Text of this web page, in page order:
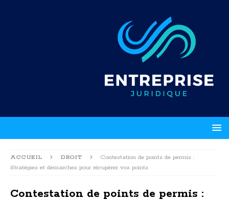
ACCUEIL DROIT
Contestation de points de permis :
Stratégies et démarches pour récupérer vos points
Contestation de points de permis :